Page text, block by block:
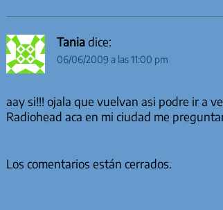
Tania dice:
06/06/2009 a las 11:00 pm
aay si!!! ojala que vuelvan asi podre ir a
Radiohead aca en mi ciudad me
Los comentarios están cerrados.